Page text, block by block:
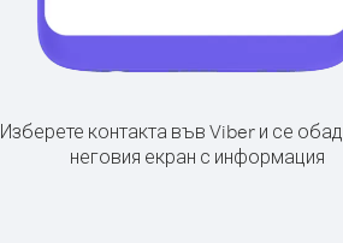
Изберете контакта във Viber и се
неговия екран с информация